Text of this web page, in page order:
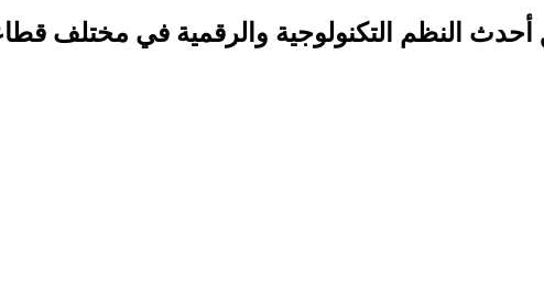
أحدث النظم التكنولوجية والرقمية في مختلف